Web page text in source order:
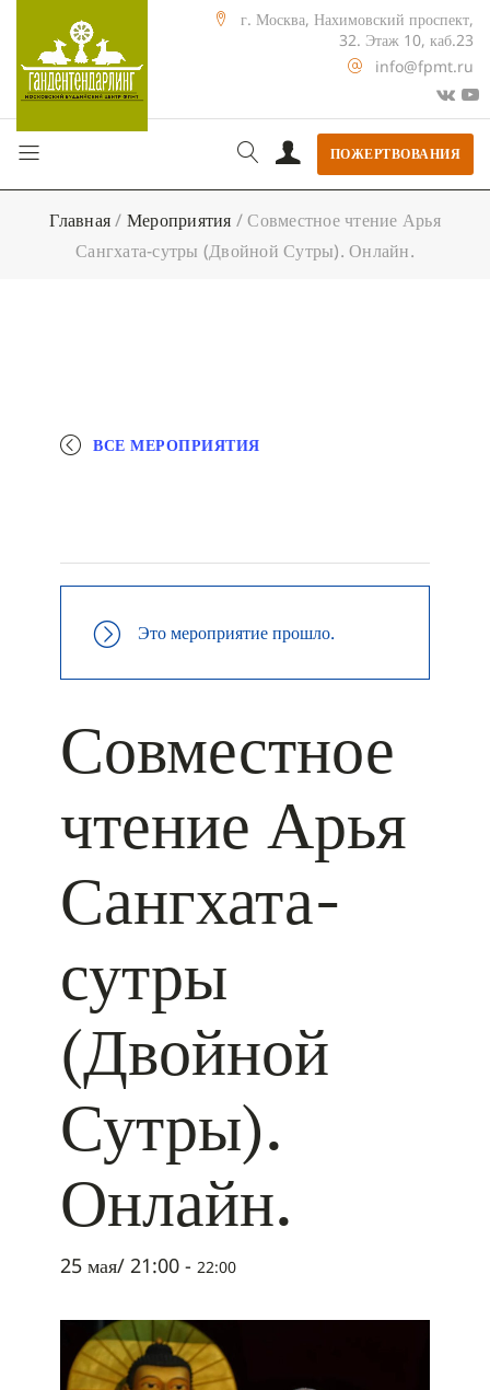
г. Москва, Нахимовский проспект,
32. Этаж 10, каб.23
info@fpmt.ru
ПОЖЕРТВОВАНИЯ
Главная/ Мероприятия /Совместное чтение Арья
Сангхата-сутры (Двойной Сутры). Онлайн.
ВСЕ МЕРОПРИЯТИЯ
Это мероприятие прошло.
Совместное
чтение Арья
Сангхата-
сутры
(Двойной
Сутры).
Онлайн.
25 мая/ 21:00 - 22:00